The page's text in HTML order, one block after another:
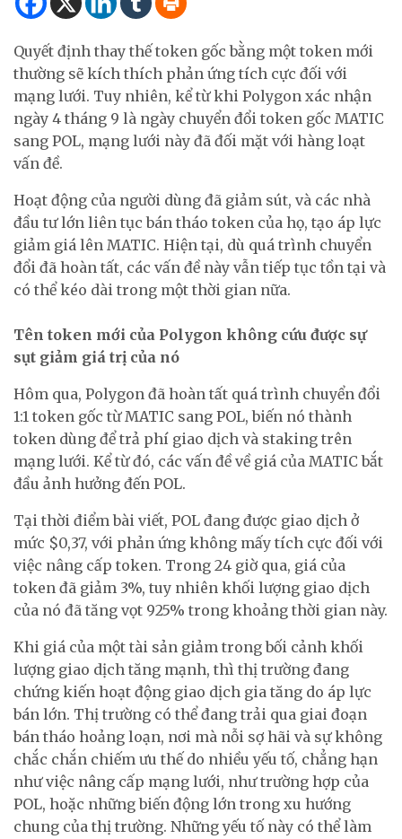
Quyết định thay thế token gốc bằng một token mới
thường sẽ kích thích phản ứng tích cực đối với
mạng lưới. Tuy nhiên, kể từ khi Polygon xác nhận
ngày 4 tháng 9 là ngày chuyển đổi token gốc MATIC
sang POL, mạng lưới này đã đối mặt với hàng loạt
vấn đề.
Hoạt động của người dùng đã giảm sút, và các nhà
đầu tư lớn liên tục bán tháo token của họ, tạo áp lực
giảm giá lên MATIC. Hiện tại, dù quá trình chuyển
đổi đã hoàn tất, các vấn đề này vẫn tiếp tục tồn tại và
có thể kéo dài trong một thời gian nữa.
Tên token mới của Polygon không cứu được sự
sụt giảm giá trị của nó
Hôm qua, Polygon đã hoàn tất quá trình chuyển đổi
1:1 token gốc từ MATIC sang POL, biến nó thành
token dùng để trả phí giao dịch và staking trên
mạng lưới. Kể từ đó, các vấn đề về giá của MATIC bắt
đầu ảnh hưởng đến POL.
Tại thời điểm bài viết, POL đang được giao dịch ở
mức $0,37, với phản ứng không mấy tích cực đối với
việc nâng cấp token. Trong 24 giờ qua, giá của
token đã giảm 3%, tuy nhiên khối lượng giao dịch
của nó đã tăng vọt 925% trong khoảng thời gian này.
Khi giá của một tài sản giảm trong bối cảnh khối
lượng giao dịch tăng mạnh, thì thị trường đang
chứng kiến hoạt động giao dịch gia tăng do áp lực
bán lớn. Thị trường có thể đang trải qua giai đoạn
bán tháo hoảng loạn, nơi mà nỗi sợ hãi và sự không
chắc chắn chiếm ưu thế do nhiều yếu tố, chẳng hạn
như việc nâng cấp mạng lưới, như trường hợp của
POL, hoặc những biến động lớn trong xu hướng
chung của thị trường. Những yếu tố này có thể làm